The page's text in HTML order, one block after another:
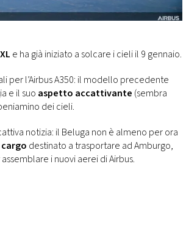
e ha già iniziato a solcare i cieli il 9 gennaio.
per l’Airbus A350: il modello precedente
e il suo aspetto accattivante (sembra
dei cieli.
notizia: il Beluga non è almeno per ora
destinato a trasportare ad Amburgo,
i nuovi aerei di Airbus.